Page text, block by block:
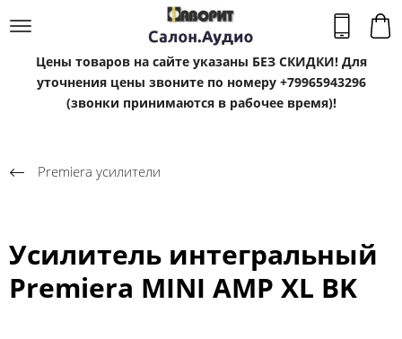
Цены товаров на сайте указаны БЕЗ СКИДКИ! Для
уточнения цены звоните по номеру +79965943296
(звонки принимаются в рабочее время)!
Premiera усилители
Усилитель интегральный
Premiera MINI AMP XL BK